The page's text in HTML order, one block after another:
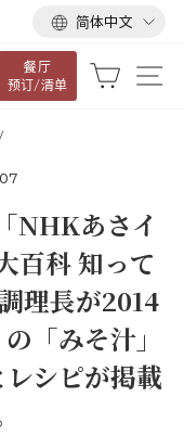
语
言
简体中文
餐厅
预订/清单
大车
NHKあさイ
百科 知って
理長が2014
「みそ汁」
シピが掲載